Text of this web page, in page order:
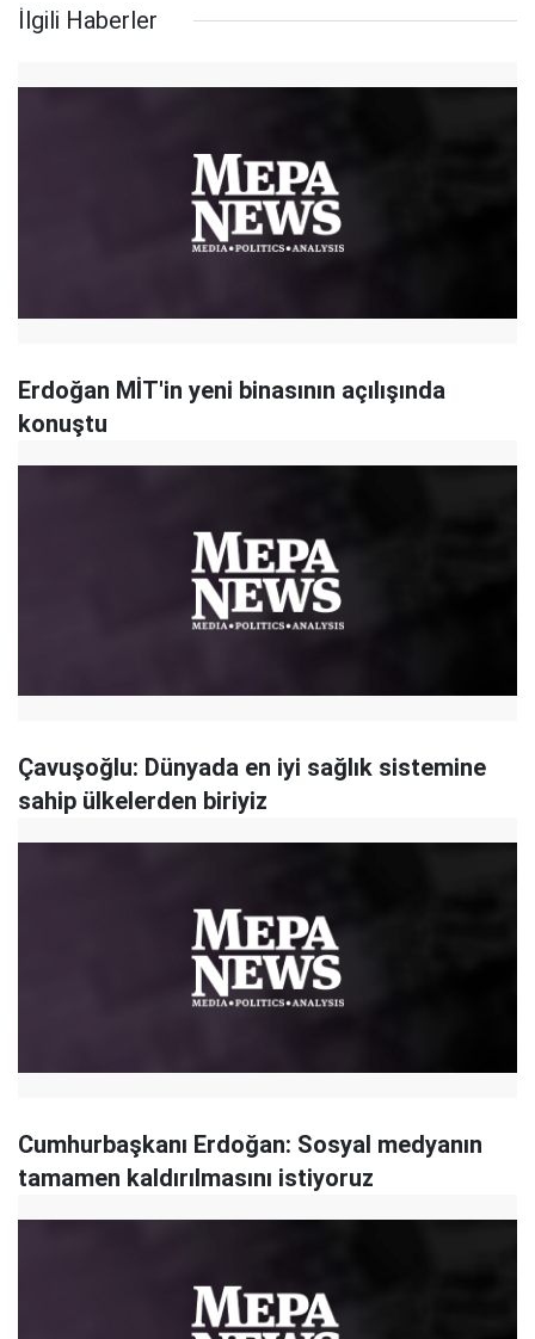
İlgili Haberler
Erdoğan MİT'in yeni binasının açılışında
konuştu
Çavuşoğlu: Dünyada en iyi sağlık sistemine
sahip ülkelerden biriyiz
Cumhurbaşkanı Erdoğan: Sosyal medyanın
tamamen kaldırılmasını istiyoruz